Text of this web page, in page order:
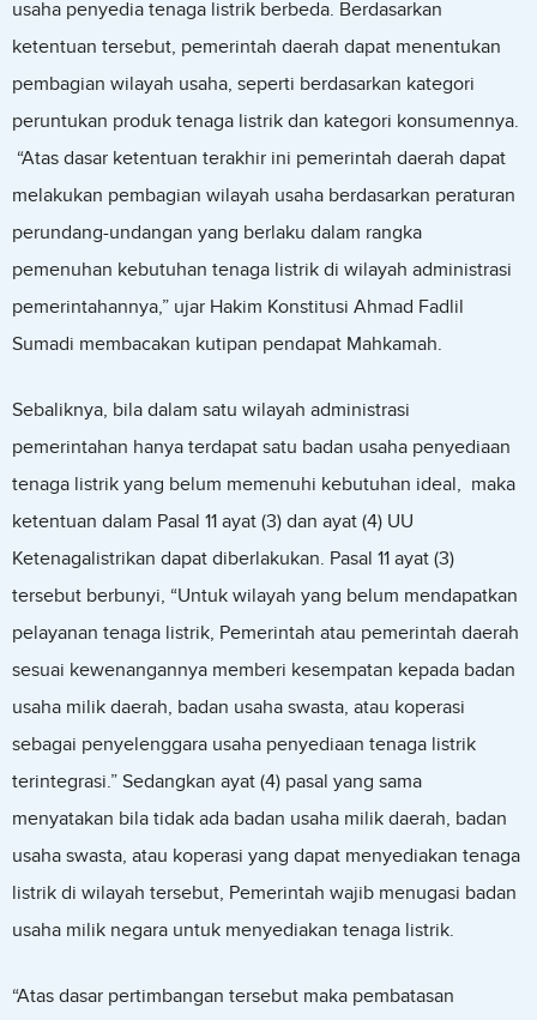
usaha penyedia tenaga listrik berbeda. Berdasarkan
ketentuan tersebut, pemerintah daerah dapat menentukan
pembagian wilayah usaha, seperti berdasarkan kategori
peruntukan produk tenaga listrik dan kategori konsumennya.
“Atas dasar ketentuan terakhir ini pemerintah daerah dapat
melakukan pembagian wilayah usaha berdasarkan peraturan
perundang-undangan yang berlaku dalam rangka
pemenuhan kebutuhan tenaga listrik di wilayah administrasi
pemerintahannya,” ujar Hakim Konstitusi Ahmad Fadlil
Sumadi membacakan kutipan pendapat Mahkamah.
Sebaliknya, bila dalam satu wilayah administrasi
pemerintahan hanya terdapat satu badan usaha penyediaan
tenaga listrik yang belum memenuhi kebutuhan ideal, maka
ketentuan dalam Pasal 11 ayat (3) dan ayat (4) UU
Ketenagalistrikan dapat diberlakukan. Pasal 11 ayat (3)
tersebut berbunyi, “Untuk wilayah yang belum mendapatkan
pelayanan tenaga listrik, Pemerintah atau pemerintah daerah
sesuai kewenangannya memberi kesempatan kepada badan
usaha milik daerah, badan usaha swasta, atau koperasi
sebagai penyelenggara usaha penyediaan tenaga listrik
terintegrasi.” Sedangkan ayat (4) pasal yang sama
menyatakan bila tidak ada badan usaha milik daerah, badan
usaha swasta, atau koperasi yang dapat menyediakan tenaga
listrik di wilayah tersebut, Pemerintah wajib menugasi badan
usaha milik negara untuk menyediakan tenaga listrik.
“Atas dasar pertimbangan tersebut maka pembatasan